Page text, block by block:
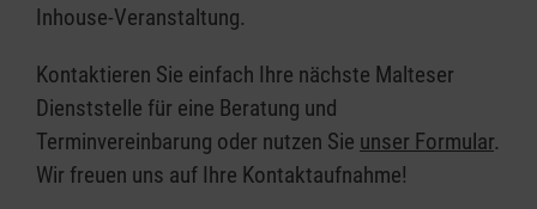
Inhouse-Veranstaltung.
Kontaktieren Sie einfach Ihre nächste Malteser
Dienststelle für eine Beratung und
Terminvereinbarung oder nutzen Sie unser Formular.
Wir freuen uns auf Ihre Kontaktaufnahme!